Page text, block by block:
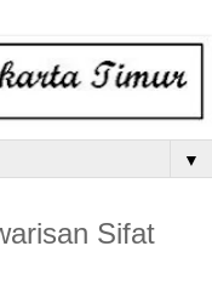
▼
Sifat